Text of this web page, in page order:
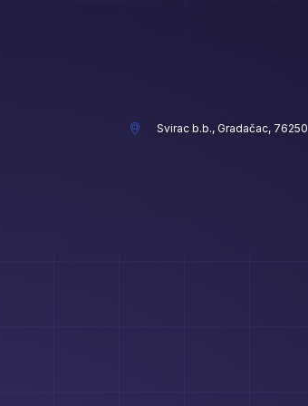
Svirac b.b., Gradačac, 76250